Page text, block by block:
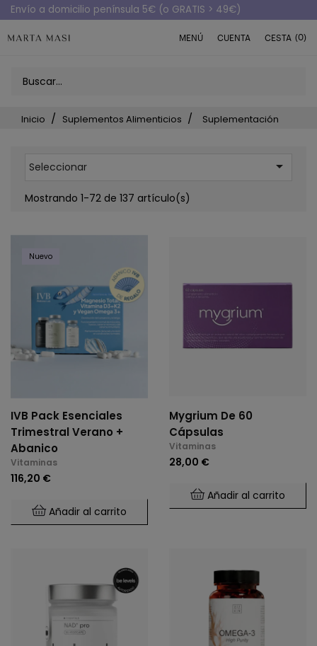
Envío a domicilio península 5€ (o GRATIS > 49€)
MENÚ CUENTA CESTA (0)
Inicio Suplementos Alimenticios Suplementación
Seleccionar 
Mostrando 1-72 de 137 artículo(s)
Nuevo
IVB Pack Esenciales
Trimestral Verano +
Abanico
Vitaminas
116,20 €
Añadir al carrito
Mygrium De 60
Cápsulas
Vitaminas
28,00 €
Añadir al carrito